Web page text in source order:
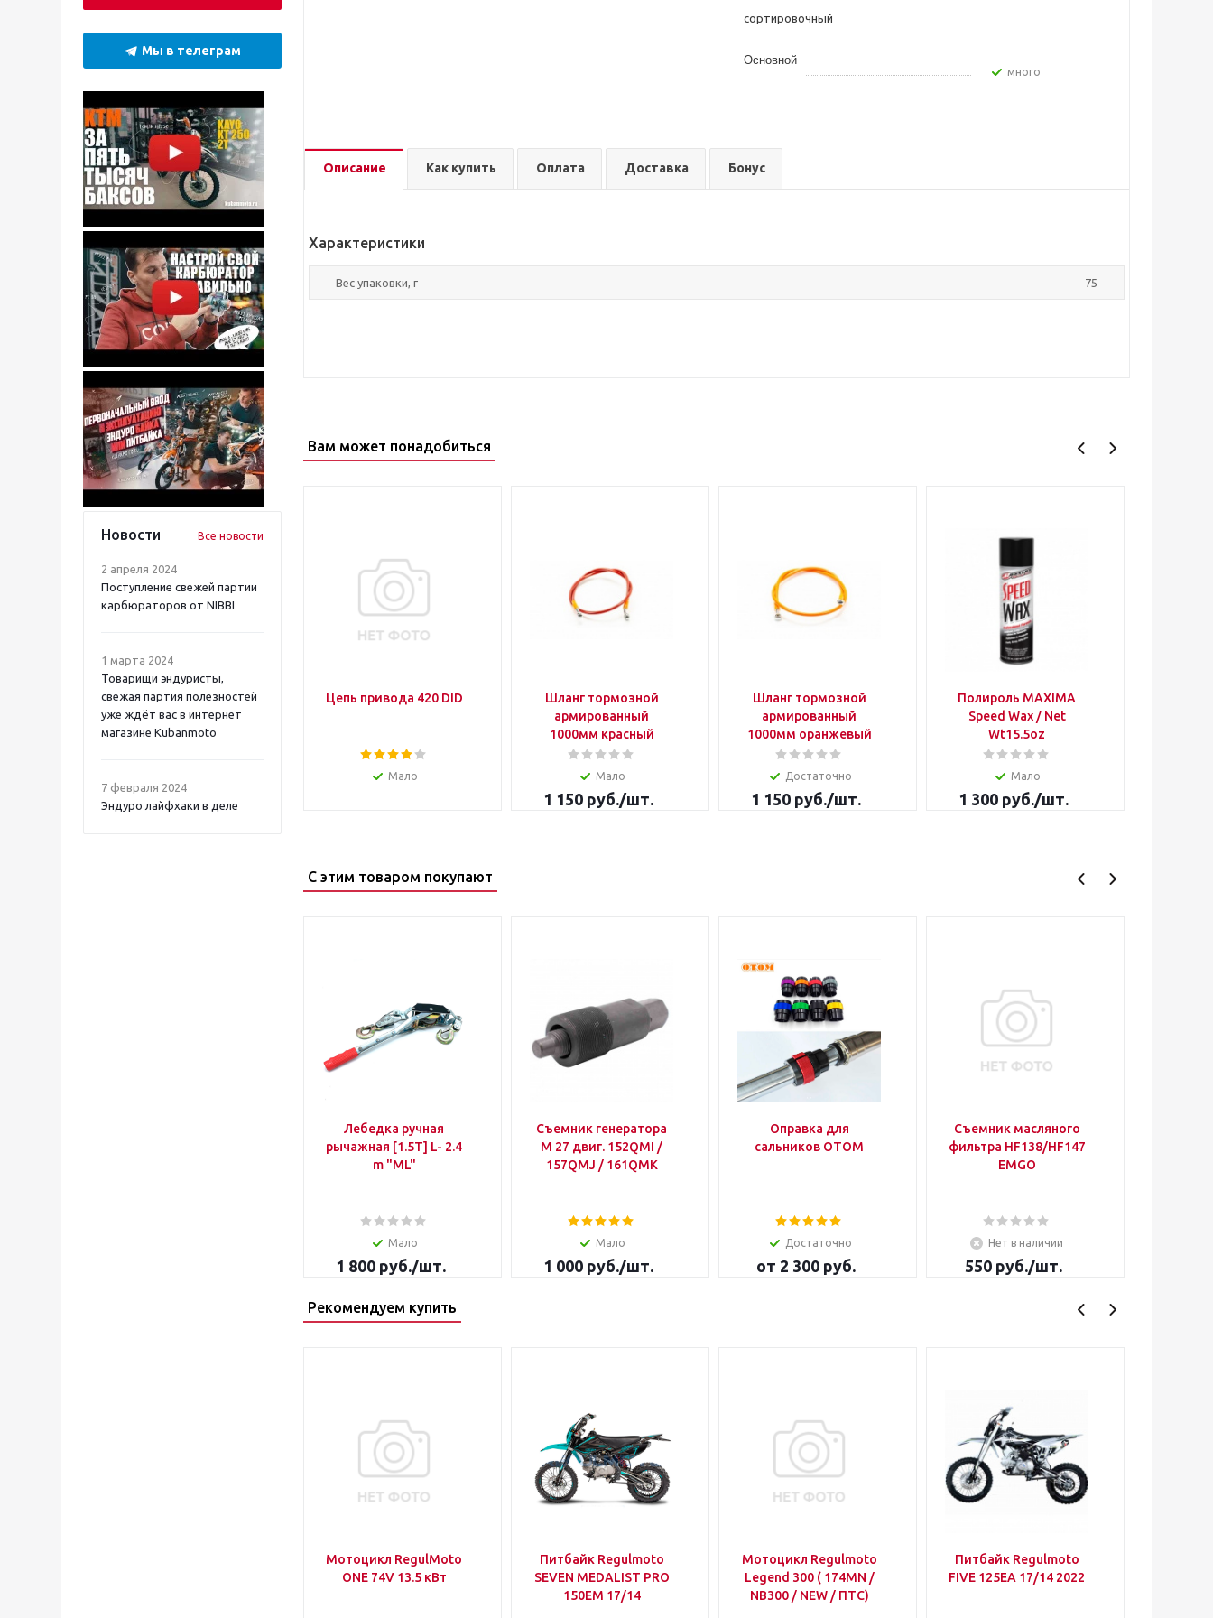
Мы в телеграм
Новости Все новости
2 апреля 2024
Поступление свежей партии
карбюраторов от NIBBI
1 марта 2024
Товарищи эндуристы,
свежая партия полезностей
уже ждёт вас в интернет
магазине Kubanmoto
7 февраля 2024
Эндуро лайфхаки в деле
сортировочный
Основной
Много
Описание Как купить Оплата Доставка Бонус
Характеристики
Вес упаковки, г 75
Вам может понадобиться
Цепь привода 420 DID
Мало
Шланг тормозной
армированный
1000мм красный
Мало
1 150 руб./шт.
Шланг тормозной
армированный
1000мм оранжевый
Достаточно
1 150 руб./шт.
Полироль MAXIMA
Speed Wax / Net
Wt15.5oz
Мало
1 300 руб./шт.
С этим товаром покупают
Лебедка ручная
рычажная [1.5T] L- 2.4
m "ML"
Мало
1 800 руб./шт.
Съемник генератора
M 27 двиг. 152QMI /
157QMJ / 161QMK
Мало
1 000 руб./шт.
Оправка для
сальников OTOM
Достаточно
от 2 300 руб.
Съемник масляного
фильтра HF138/HF147
EMGO
Нет в наличии
550 руб./шт.
Рекомендуем купить
Мотоцикл RegulMoto
ONE 74V 13.5 кВт
Питбайк Regulmoto
SEVEN MEDALIST PRO
150EM 17/14
Мотоцикл Regulmoto
Legend 300 ( 174MN /
NB300 / NEW / ПТС)
Питбайк Regulmoto
FIVE 125EA 17/14 2022